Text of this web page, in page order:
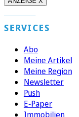
SERVICES
Abo
Meine Artikel
Meine Region
Newsletter
Push
E-Paper
Immobilien